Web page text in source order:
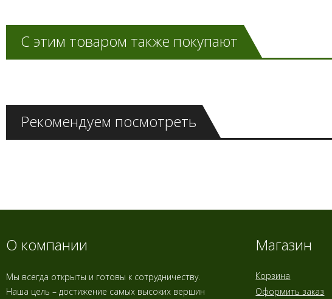
С этим товаром также покупают
Рекомендуем посмотреть
О компании
Мы всегда открыты и готовы к сотрудничеству.
Наша цель – достижение самых высоких вершин
Магазин
Корзина
Оформить заказ